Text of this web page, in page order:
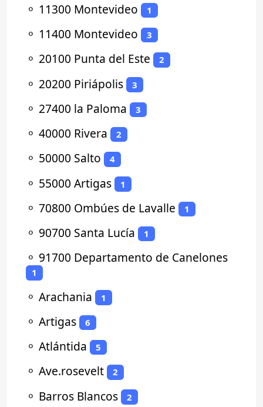
⚬ 11300 Montevideo 1
⚬ 11400 Montevideo 3
⚬ 20100 Punta del Este 2
⚬ 20200 Piriápolis 3
⚬ 27400 la Paloma 3
⚬ 40000 Rivera 2
⚬ 50000 Salto 4
⚬ 55000 Artigas 1
⚬ 70800 Ombúes de Lavalle 1
⚬ 90700 Santa Lucía 1
⚬ 91700 Departamento de Canelones
1
⚬ Arachania 1
⚬ Artigas 6
⚬ Atlántida 5
⚬ Ave.rosevelt 2
⚬ Barros Blancos 2